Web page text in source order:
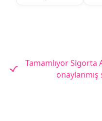
Tamamlıyor Sigorta